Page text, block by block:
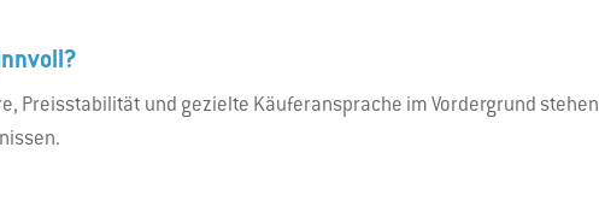
Preisstabilität und gezielte Käuferansprache im Vordergrund